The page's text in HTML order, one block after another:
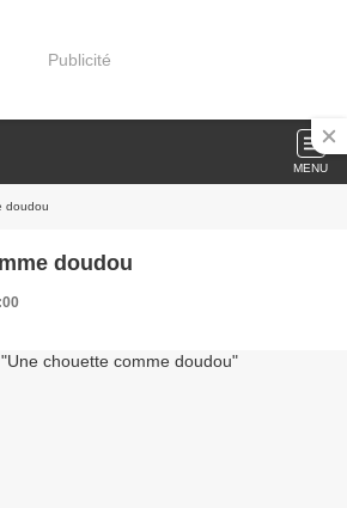
Publicité
MENU
doudou
doudou